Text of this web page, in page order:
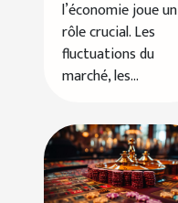
l’économie joue un
rôle crucial. Les
fluctuations du
marché, les...